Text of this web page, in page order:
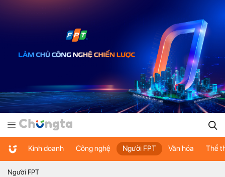
Kinh doanh Công nghệ Người FPT Văn hóa Thể
Người FPT